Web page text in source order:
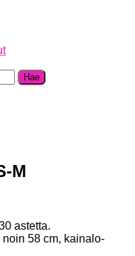
M
astetta.
58 cm, kainalo-